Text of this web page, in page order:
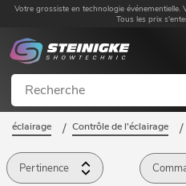
Votre grossiste en technologie
Tous les prix
éclairage / Contrôle de l'éclairage /
Pertinence